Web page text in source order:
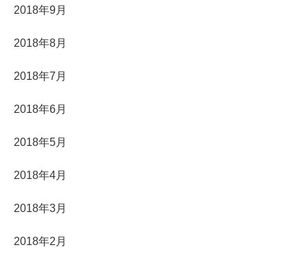
2018年9月
2018年8月
2018年7月
2018年6月
2018年5月
2018年4月
2018年3月
2018年2月